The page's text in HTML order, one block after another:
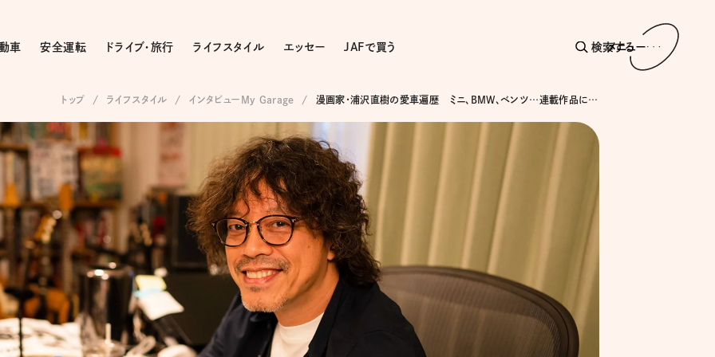
車 安全運転 ドライブ・旅行 ライフスタイル エッセー JAFで買う 検索する
メニュー
トップ ライフスタイル インタビューMy Garage 漫画家・浦沢直樹の愛車遍歴 ミニ、BMW、ベンツ…連載作品に“リンク”した車選び